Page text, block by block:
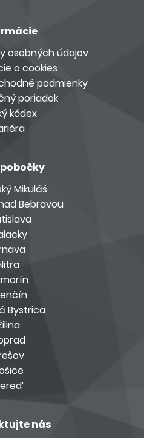
osobných údajov
o cookies
podmienky
poriadok
kódex
Mikuláš
Bebravou
Bystrica
nás